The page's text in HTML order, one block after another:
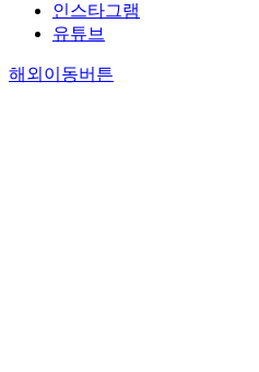
인스타그램
유튜브
해외이동버튼